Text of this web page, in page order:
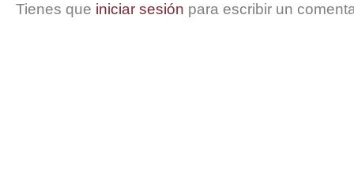
Tienes que iniciar sesión para escribir un